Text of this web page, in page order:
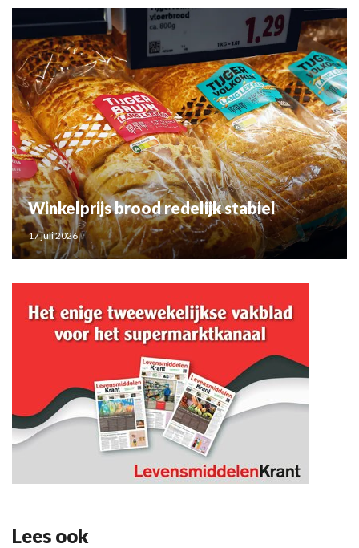
Winkelprijs brood redelijk stabiel
17 juli 2026
Lees ook